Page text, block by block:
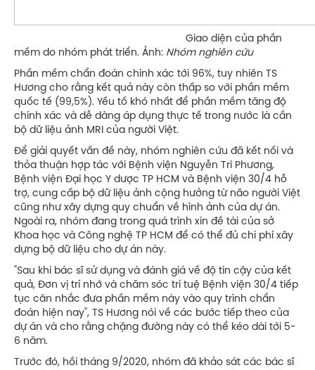
Giao diện của phần
mềm do nhóm phát triển. Ảnh: Nhóm nghiên cứu
Phần mềm chẩn đoán chính xác tới 96%, tuy nhiên TS
Hương cho rằng kết quả này còn thấp so với phần mềm
quốc tế (99,5%). Yếu tố khó nhất để phần mềm tăng độ
chính xác và dễ dàng áp dụng thực tế trong nước là cần
bộ dữ liệu ảnh MRI của người Việt.
Để giải quyết vấn đề này, nhóm nghiên cứu đã kết nối và
thỏa thuận hợp tác với Bệnh viện Nguyễn Tri Phương,
Bệnh viện Đại học Y dược TP HCM và Bệnh viện 30/4 hỗ
trợ, cung cấp bộ dữ liệu ảnh cộng hưởng từ não người Việt
cũng như xây dựng quy chuẩn về hình ảnh của dự án.
Ngoài ra, nhóm đang trong quá trình xin đề tài của sở
Khoa học và Công nghệ TP HCM để có thể đủ chi phí xây
dựng bộ dữ liệu cho dự án này.
"Sau khi bác sĩ sử dụng và đánh giá về độ tin cậy của kết
quả, Đơn vị trí nhớ và chăm sóc trí tuệ Bệnh viện 30/4 tiếp
tục cân nhắc đưa phần mềm này vào quy trình chẩn
đoán hiện nay", TS Hương nói về các bước tiếp theo của
dự án và cho rằng chặng đường này có thể kéo dài tới 5-
6 năm.
Trước đó, hồi tháng 9/2020, nhóm đã khảo sát các bác sĩ